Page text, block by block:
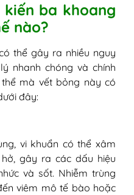
ba khoang
nào?
thể gây ra nhiều nguy
nhanh chóng và chính
mà vết bỏng này có
đây:
vi khuẩn có thể xâm
gây ra các dấu hiệu
và sốt. Nhiễm trùng
viêm mô tế bào hoặc